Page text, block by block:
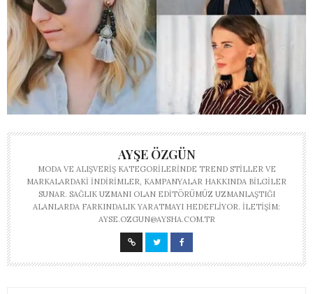
AYŞE ÖZGÜN
MODA VE ALIŞVERIŞ KATEGORILERINDE TREND STILLER VE
MARKALARDAKI INDIRIMLER, KAMPANYALAR HAKKINDA BILGILER
SUNAR. SAĞLIK UZMANI OLAN EDITÖRÜMÜZ UZMANLAŞTIĞI
ALANLARDA FARKINDALIK YARATMAYI HEDEFLIYOR. İLETIŞIM:
AYSE.OZGUN@AYSHA.COM.TR